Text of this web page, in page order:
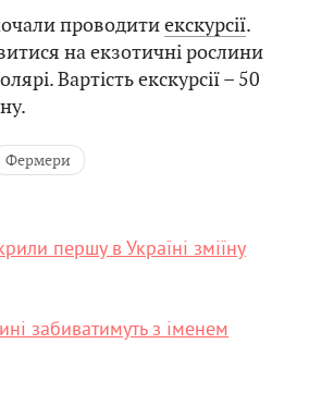
проводитиекскурсії.
на екзотичні рослини
Вартість екскурсії – 50
Фермери
першу в Україні зміїну
забиватимуть з іменем